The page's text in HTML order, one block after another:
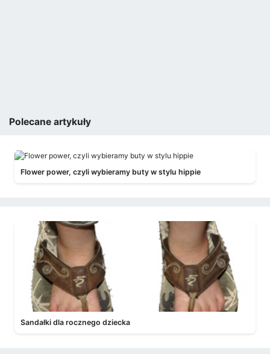
Polecane artykuły
Flower power, czyli wybieramy buty w stylu hippie
Sandałki dla rocznego dziecka